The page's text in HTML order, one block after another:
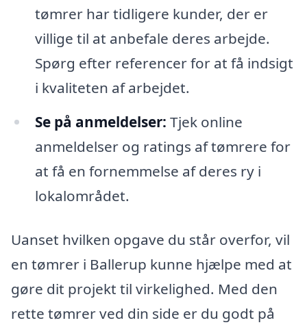
tømrer har tidligere kunder, der er
villige til at anbefale deres arbejde.
Spørg efter referencer for at få indsigt
i kvaliteten af arbejdet.
Se på anmeldelser: Tjek online
anmeldelser og ratings af tømrere for
at få en fornemmelse af deres ry i
lokalområdet.
Uanset hvilken opgave du står overfor, vil
en tømrer i Ballerup kunne hjælpe med at
gøre dit projekt til virkelighed. Med den
rette tømrer ved din side er du godt på